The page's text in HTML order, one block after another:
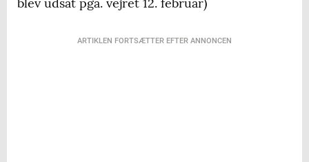
ARTIKLEN FORTSÆTTER EFTER ANNONCEN